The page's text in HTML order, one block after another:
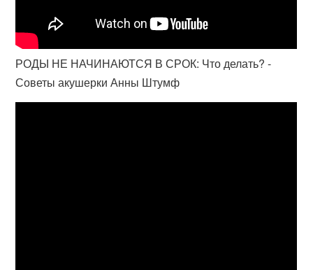
РОДЫ НЕ НАЧИНАЮТСЯ В СРОК: Что делать? -
Советы акушерки Анны Штумф